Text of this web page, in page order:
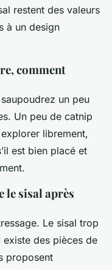
restent des valeurs
à un design
comment
un peu
Un peu de catnip
librement,
est bien placé et
le sisal après
Le sisal trop
existe des pièces de
proposent